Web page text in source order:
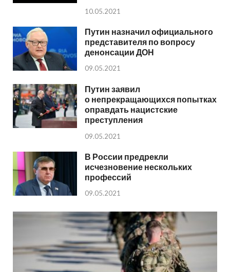
10.05.2021
Путин назначил официального
представителя по вопросу
денонсации ДОН
09.05.2021
Путин заявил
о непрекращающихся попытках
оправдать нацистские
преступления
09.05.2021
В России предрекли
исчезновение нескольких
профессий
09.05.2021